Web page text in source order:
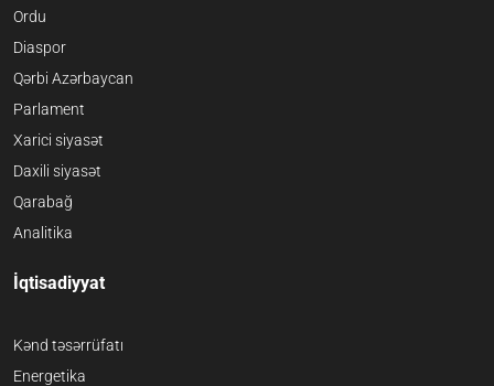
Ordu
Diaspor
Qərbi Azərbaycan
Parlament
Xarici siyasət
Daxili siyasət
Qarabağ
Analitika
İqtisadiyyat
Kənd təsərrüfatı
Energetika